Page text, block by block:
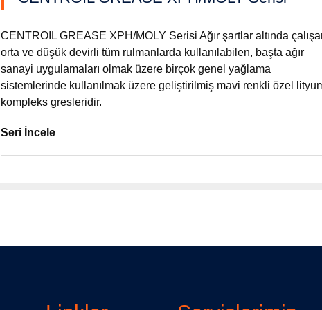
CENTROIL GREASE XPH/MOLY Serisi Ağır şartlar altında
orta ve düşük devirli tüm rulmanlarda kullanılabilen, başta ağır
sanayi uygulamaları olmak üzere birçok genel yağlama
sistemlerinde kullanılmak üzere geliştirilmiş mavi renkli özel
kompleks gresleridir.
Seri İncele